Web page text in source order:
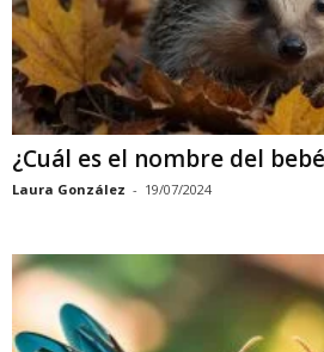
¿Cuál es el nombre del
Laura González - 19/07/2024